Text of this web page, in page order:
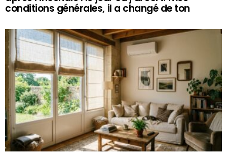
conditions générales, il a changé de ton